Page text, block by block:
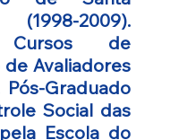
2009).
de
Avaliadores
Graduado
Social das
Escola do